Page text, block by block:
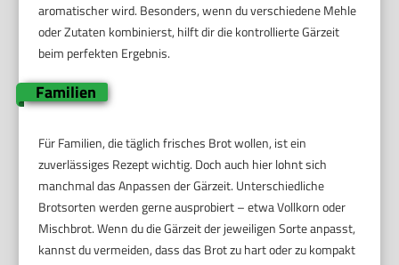
aromatischer wird. Besonders, wenn du verschiedene Mehle
oder Zutaten kombinierst, hilft dir die kontrollierte Gärzeit
beim perfekten Ergebnis.
Familien
Für Familien, die täglich frisches Brot wollen, ist ein
zuverlässiges Rezept wichtig. Doch auch hier lohnt sich
manchmal das Anpassen der Gärzeit. Unterschiedliche
Brotsorten werden gerne ausprobiert – etwa Vollkorn oder
Mischbrot. Wenn du die Gärzeit der jeweiligen Sorte anpasst,
kannst du vermeiden, dass das Brot zu hart oder zu kompakt